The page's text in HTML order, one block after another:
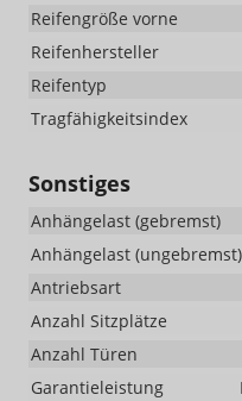
Reifengröße vorne
Reifenhersteller
Reifentyp
Tragfähigkeitsindex
Sonstiges
Anhängelast (gebremst)
Anhängelast (ungebremst)
Antriebsart
Anzahl Sitzplätze
Anzahl Türen
Garantieleistung